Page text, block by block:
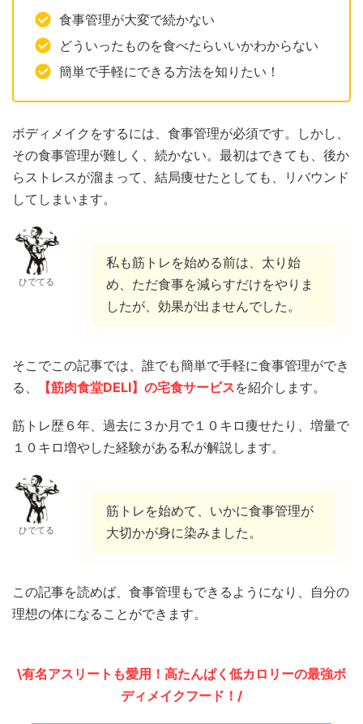
食事管理が大変で続かない
どういったものを食べたらいいかわからない
簡単で手軽にできる方法を知りたい！
ボディメイクをするには、食事管理が必須です。しかし、
その食事管理が難しく、続かない。最初はできても、後か
らストレスが溜まって、結局痩せたとしても、リバウンド
してしまいます。
ひでてる
私も筋トレを始める前は、太り始
め、ただ食事を減らすだけをやりま
したが、効果が出ませんでした。
そこでこの記事では、誰でも簡単で手軽に食事管理ができ
る、
【筋肉食堂DELI】の宅食サービスを紹介します。
筋トレ歴６年、過去に３か月で１０キロ痩せたり、増量で
１０キロ増やした経験がある私が解説します。
ひでてる
筋トレを始めて、いかに食事管理が
大切かが身に染みました。
この記事を読めば、食事管理もできるようになり、自分の
理想の体になることができます。
\有名アスリートも愛用！高たんぱく低カロリーの最強ボ
ディメイクフード！/